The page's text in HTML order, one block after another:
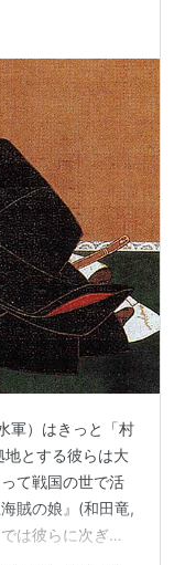
軍）はきっと「村
地とする彼らは大
て戦国の世で活
賊の娘』(和田竜,
は彼らに次ぎ有